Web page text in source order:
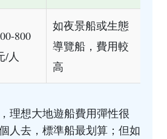
800
/人
如夜景船或生態
導覽船，費用較
高
理想大地遊船費用彈性很
人去，標準船最划算；但如